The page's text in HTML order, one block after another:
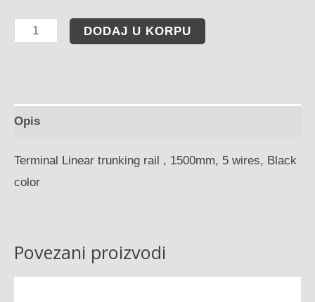
DODAJ U KORPU
Opis
Terminal Linear trunking rail , 1500mm, 5 wires, Black
color
Povezani proizvodi